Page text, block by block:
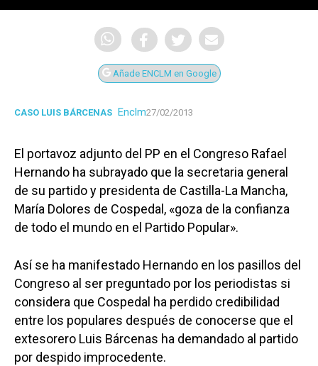
Añade ENCLM en Google
CASO LUIS BÁRCENAS Enclm27/02/2013
El portavoz adjunto del PP en el Congreso Rafael
Hernando ha subrayado que la secretaria general
de su partido y presidenta de Castilla-La Mancha,
María Dolores de Cospedal, «goza de la confianza
de todo el mundo en el Partido Popular».
Así se ha manifestado Hernando en los pasillos del
Congreso al ser preguntado por los periodistas si
considera que Cospedal ha perdido credibilidad
entre los populares después de conocerse que el
extesorero Luis Bárcenas ha demandado al partido
por despido improcedente.